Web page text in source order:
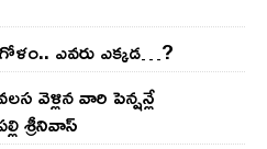
ఎవ‌రు ఎక్క‌డ‌…?
వెళ్లిన వారి పెన్ష‌న్లే
శ్రీనివాస్